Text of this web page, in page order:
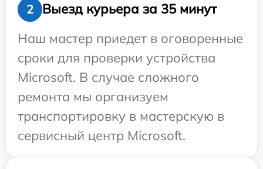
2
Выезд курьера за 35 минут
Наш мастер приедет в оговоренные
сроки для проверки устройства
Microsoft. В случае сложного
ремонта мы организуем
транспортировку в мастерскую в
сервисный центр Microsoft.